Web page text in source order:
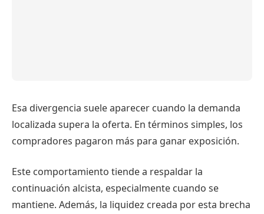
Esa divergencia suele aparecer cuando la demanda
localizada supera la oferta. En términos simples, los
compradores pagaron más para ganar exposición.
Este comportamiento tiende a respaldar la
continuación alcista, especialmente cuando se
mantiene. Además, la liquidez creada por esta brecha